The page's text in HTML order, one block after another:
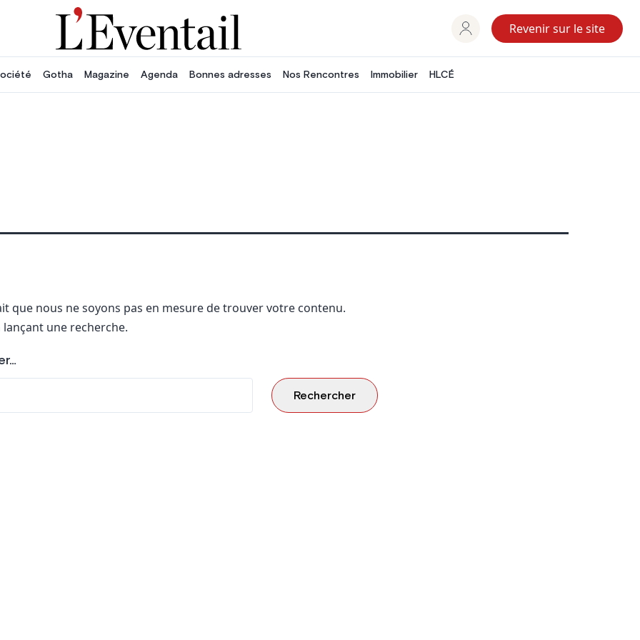
Revenir sur le site
Gotha Magazine Agenda Bonnes adresses Nos Rencontres Immobilier HLCÉ
que nous ne soyons pas en mesure de trouver votre contenu.
lançant une recherche.